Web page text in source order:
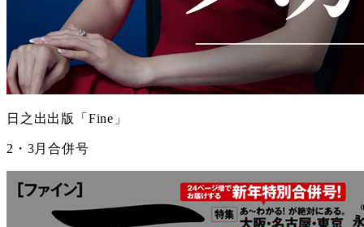
日之出出版「Fine」
2・3月合併号